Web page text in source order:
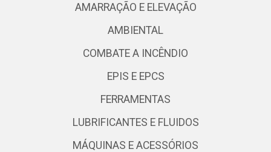
AMARRAÇÃO E ELEVAÇÃO
AMBIENTAL
COMBATE A INCÊNDIO
EPIS E EPCS
FERRAMENTAS
LUBRIFICANTES E FLUIDOS
MÁQUINAS E ACESSÓRIOS